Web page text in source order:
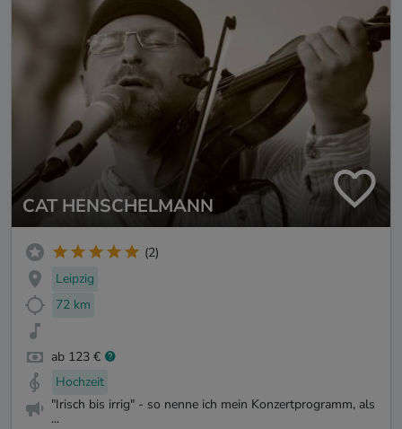
CAT HENSCHELMANN
(2)
Leipzig
72 km
ab 123 €
Hochzeit
"Irisch bis irrig" - so nenne ich mein Konzertprogramm, als
...